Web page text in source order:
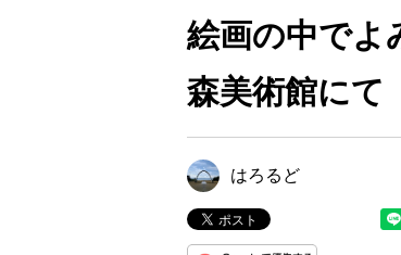
絵画の中でよ
森美術館にて
はろるど